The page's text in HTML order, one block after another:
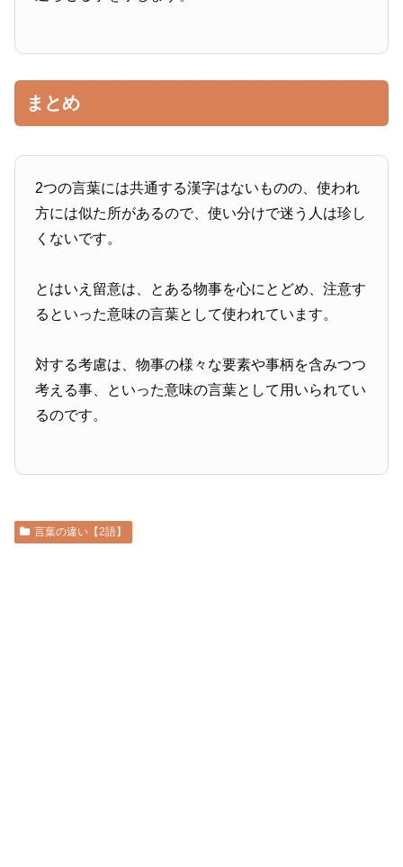
まとめ
2つの言葉には共通する漢字はないものの、使われ
方には似た所があるので、使い分けで迷う人は珍し
くないです。
とはいえ留意は、とある物事を心にとどめ、注意す
るといった意味の言葉として使われています。
対する考慮は、物事の様々な要素や事柄を含みつつ
考える事、といった意味の言葉として用いられてい
るのです。
言葉の違い【2語】